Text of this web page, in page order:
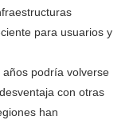
para usuarios y
podría volverse
con otras
han